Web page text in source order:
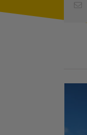
כתובת
אלקטרוני